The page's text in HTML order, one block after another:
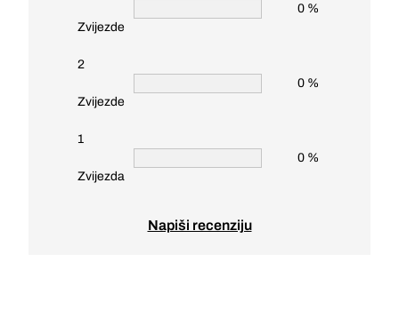
Zvijezde
0 %
2
Zvijezde
0 %
1
Zvijezda
0 %
Napiši recenziju